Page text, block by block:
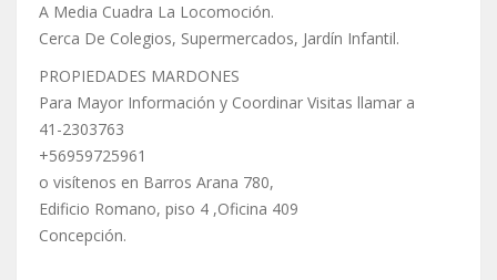
A Media Cuadra La Locomoción.
Cerca De Colegios, Supermercados, Jardín Infantil.
PROPIEDADES MARDONES
Para Mayor Información y Coordinar Visitas llamar a
41-2303763
+56959725961
o visítenos en Barros Arana 780,
Edificio Romano, piso 4 ,Oficina 409
Concepción.